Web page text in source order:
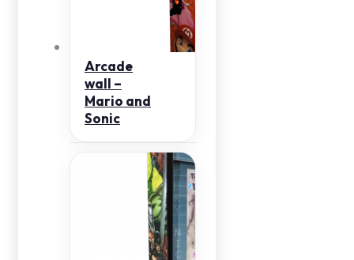
Arcade
wall –
Mario and
Sonic